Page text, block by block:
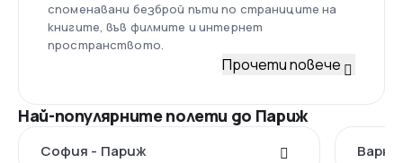
споменавани безброй пъти по страниците на
книгите, във филмите и интернет
пространството.
Прочети повече
Най-популярните полети до Париж
София - Париж